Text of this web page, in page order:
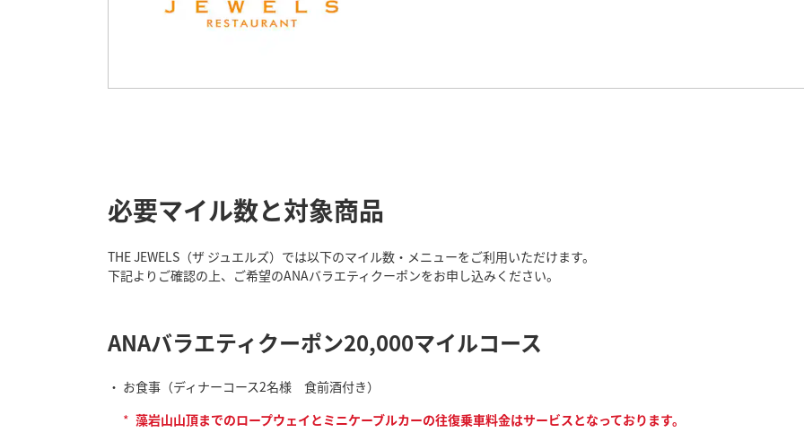
必要マイル数と対象商品
THE JEWELS（ザ ジュエルズ）では以下のマイル数・メニューをご利用いただけます。
下記よりご確認の上、ご希望のANAバラエティクーポンをお申し込みください。
ANAバラエティクーポン20,000マイルコース
お食事（ディナーコース2名様 食前酒付き）
* 藻岩山山頂までのロープウェイとミニケーブルカーの往復乗車料金はサービスとなっております。